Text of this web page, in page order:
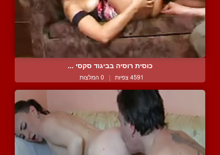
כוסית רוסיה בביגוד סקסי ...
4591 צפיות | 0 המלצות